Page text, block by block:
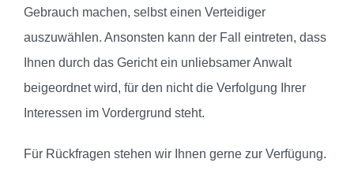
Gebrauch machen, selbst einen Verteidiger
auszuwählen. Ansonsten kann der Fall eintreten, dass
Ihnen durch das Gericht ein unliebsamer Anwalt
beigeordnet wird, für den nicht die Verfolgung Ihrer
Interessen im Vordergrund steht.
Für Rückfragen stehen wir Ihnen gerne zur Verfügung.